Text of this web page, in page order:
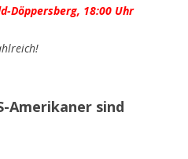
Döppersberg, 18:00 Uhr
Amerikaner sind